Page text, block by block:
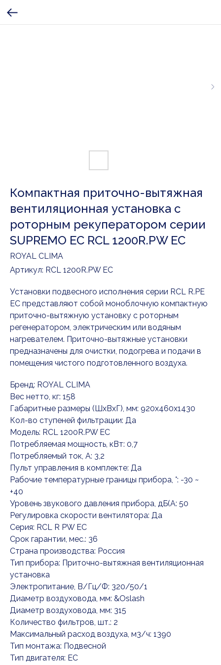
Компактная приточно-вытяжная
вентиляционная установка с
роторным рекуператором серии
SUPREMO EC RCL 1200R.PW EC
ROYAL CLIMA
Артикул: RCL 1200R.PW EC
Установки подвесного исполнения серии RCL R.PE
EC представляют собой моноблочную компактную
приточно-вытяжную установку с роторным
регенератором, электрическим или водяным
нагревателем. Приточно-вытяжные установки
предназначены для очистки, подогрева и подачи в
помещения чистого подготовленного воздуха.
Бренд: ROYAL CLIMA
Вес нетто, кг: 158
Габаритные размеры (ШxВxГ), мм: 920x460x1430
Кол-во ступеней фильтрации: Да
Модель: RCL 1200R.PW EC
Потребляемая мощность, кВт: 0,7
Потребляемый ток, А: 3,2
Пульт управления в комплекте: Да
Рабочие температурные границы прибора, °: -30 ~
+40
Уровень звукового давления прибора, дБ(А: 50
Регулировка скорости вентилятора: Да
Серия: RCL R PW EC
Срок гарантии, мес.: 36
Страна производства: Россия
Тип прибора: Приточно-вытяжная вентиляционная
установка
Электропитание, В/Гц/Ф: 320/50/1
Диаметр воздуховода, мм: &Oslash
Диаметр воздуховода, мм: 315
Количество фильтров, шт.: 2
Максимальный расход воздуха, м3/ч: 1390
Тип монтажа: Подвесной
Тип двигателя: EC